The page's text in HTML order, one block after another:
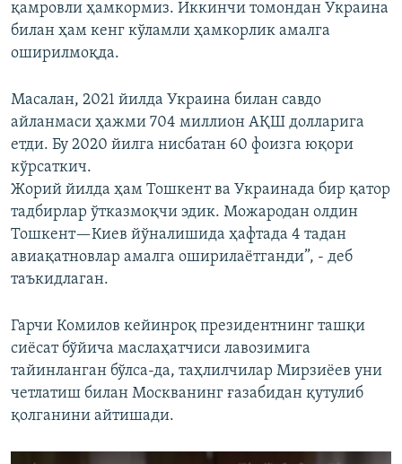
қамровли ҳамкормиз. Иккинчи томондан Украина
билан ҳам кенг кўламли ҳамкорлик амалга
оширилмоқда.
Масалан, 2021 йилда Украина билан савдо
айланмаси ҳажми 704 миллион АҚШ долларига
етди. Бу 2020 йилга нисбатан 60 фоизга юқори
кўрсаткич.
Жорий йилда ҳам Тошкент ва Украинада бир қатор
тадбирлар ўтказмоқчи эдик. Можародан олдин
Тошкент—Киев йўналишида ҳафтада 4 тадан
авиақатновлар амалга оширилаётганди”, - деб
таъкидлаган.
Гарчи Комилов кейинроқ президентнинг ташқи
сиёсат бўйича маслаҳатчиси лавозимига
тайинланган бўлса-да, таҳлилчилар Мирзиёев уни
четлатиш билан Москванинг ғазабидан қутулиб
қолганини айтишади.